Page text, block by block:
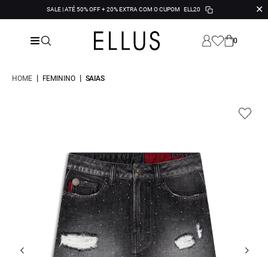
SALE | ATÉ 50% OFF + 20% EXTRA COM O CUPOM ELL20 ✕
0
HOME | FEMININO | SAIAS